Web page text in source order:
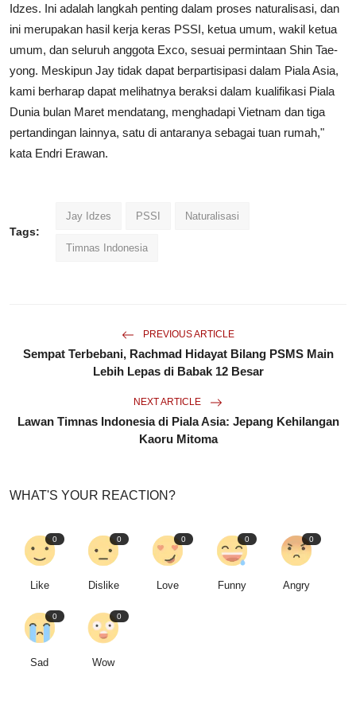
Idzes. Ini adalah langkah penting dalam proses naturalisasi, dan
ini merupakan hasil kerja keras PSSI, ketua umum, wakil ketua
umum, dan seluruh anggota Exco, sesuai permintaan Shin Tae-
yong. Meskipun Jay tidak dapat berpartisipasi dalam Piala Asia,
kami berharap dapat melihatnya beraksi dalam kualifikasi Piala
Dunia bulan Maret mendatang, menghadapi Vietnam dan tiga
pertandingan lainnya, satu di antaranya sebagai tuan rumah,"
kata Endri Erawan.
Tags:
Jay Idzes PSSI Naturalisasi
Timnas Indonesia
PREVIOUS ARTICLE
Sempat Terbebani, Rachmad Hidayat Bilang PSMS Main
Lebih Lepas di Babak 12 Besar
NEXT ARTICLE
Lawan Timnas Indonesia di Piala Asia: Jepang Kehilangan
Kaoru Mitoma
WHAT'S YOUR REACTION?
0
Like
0
Dislike
0
Love
0
Funny
0
Angry
0
Sad
0
Wow